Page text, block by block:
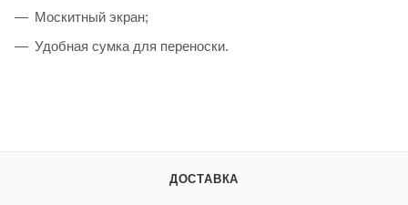
Москитный экран;
Удобная сумка для переноски.
ДОСТАВКА